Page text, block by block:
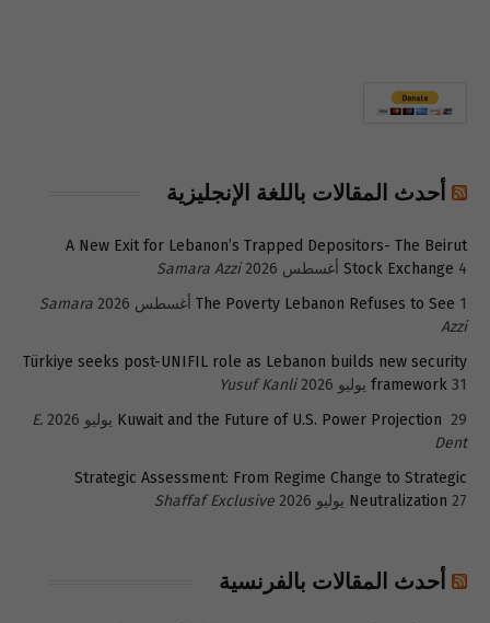
أحدث المقالات باللغة الإنجليزية
A New Exit for Lebanon’s Trapped Depositors- The Beirut
Stock Exchange 4 أغسطس 2026
Samara Azzi
The Poverty Lebanon Refuses to See 1 أغسطس 2026
Samara
Azzi
Türkiye seeks post-UNIFIL role as Lebanon builds new security
framework 31 يوليو 2026
Yusuf Kanli
Kuwait and the Future of U.S. Power Projection 29 يوليو 2026
E.
Dent
Strategic Assessment: From Regime Change to Strategic
Neutralization 27 يوليو 2026 Shaffaf Exclusive
أحدث المقالات بالفرنسية